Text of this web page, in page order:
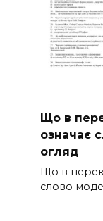
Що в
означає
огляд
Що в
слово